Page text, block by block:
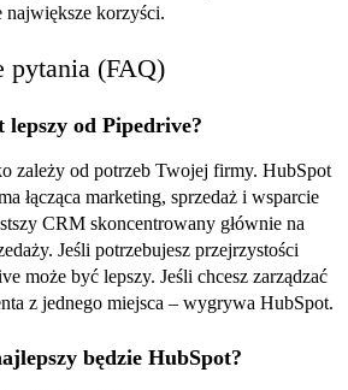
korzyści.
pytania (FAQ)
lepszy od Pipedrive?
zależy od potrzeb Twojej firmy. HubSpot
łącząca marketing, sprzedaż i wsparcie
CRM skoncentrowany głównie na
Jeśli potrzebujesz przejrzystości
może być lepszy. Jeśli chcesz zarządzać
z jednego miejsca – wygrywa HubSpot.
będzie HubSpot?